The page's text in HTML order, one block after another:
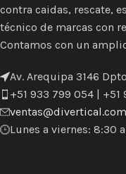
contra caidas, rescate,
técnico de marcas con
Contamos con un
Av. Arequipa 3146
+51 933 799 054 | +51
ventas@divertical.com
Lunes a viernes: 8:30